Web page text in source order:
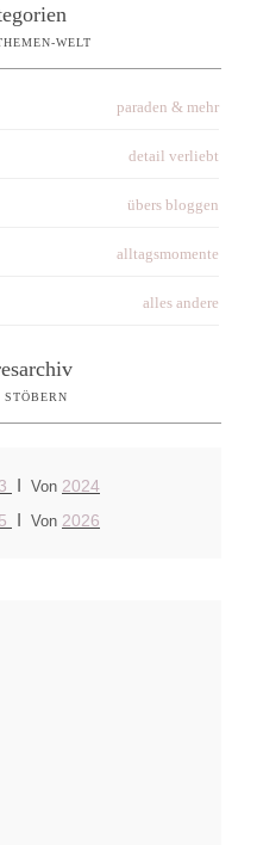
WELT
paraden & mehr
detail verliebt
übers bloggen
alltagsmomente
alles andere
STÖBERN
I Von 2024
I Von 2026